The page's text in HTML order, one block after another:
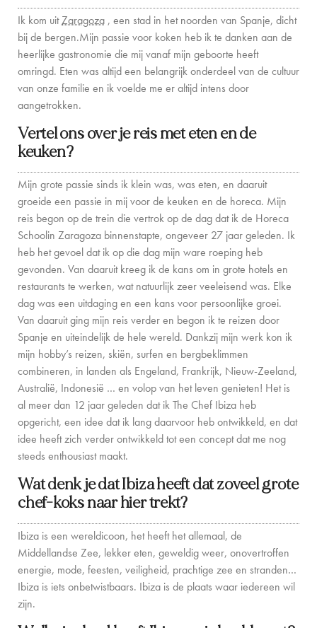
FAMILIE-ERVARINGEN
CONCIËRGE
DE EILANDGIDS
NIEUWS
OVER ONS
VILLA EIGENAREN
GEZINSVRIENDELIJK
DUURZAAMHEID
BOEKINGSVOORWAARDEN
CONTACT
Ik kom uitZaragoza , een stad in het noorden van Spanje, dicht
bij de bergen.Mijn passie voor koken heb ik te danken aan de
heerlijke gastronomie die mij vanaf mijn geboorte heeft
omringd. Eten was altijd een belangrijk onderdeel van de cultuur
van onze familie en ik voelde me er altijd intens door
aangetrokken.
Vertel ons over je reis met eten en de
keuken?
Mijn grote passie sinds ik klein was, was eten, en daaruit
groeide een passie in mij voor de keuken en de horeca. Mijn
reis begon op de trein die vertrok op de dag dat ik de Horeca
Schoolin Zaragoza binnenstapte, ongeveer 27 jaar geleden. Ik
heb het gevoel dat ik op die dag mijn ware roeping heb
gevonden. Van daaruit kreeg ik de kans om in grote hotels en
restaurants te werken, wat natuurlijk zeer veeleisend was. Elke
dag was een uitdaging en een kans voor persoonlijke groei.
Van daaruit ging mijn reis verder en begon ik te reizen door
Spanje en uiteindelijk de hele wereld. Dankzij mijn werk kon ik
mijn hobby’s reizen, skiën, surfen en bergbeklimmen
combineren, in landen als Engeland, Frankrijk, Nieuw-Zeeland,
Australië, Indonesië … en volop van het leven genieten! Het is
al meer dan 12 jaar geleden dat ik The Chef Ibiza heb
opgericht, een idee dat ik lang daarvoor heb ontwikkeld, en dat
idee heeft zich verder ontwikkeld tot een concept dat me nog
steeds enthousiast maakt.
Wat denk je dat Ibiza heeft dat zoveel grote
chef-koks naar hier trekt?
Ibiza is een wereldicoon, het heeft het allemaal, de
Middellandse Zee, lekker eten, geweldig weer, onovertroffen
energie, mode, feesten, veiligheid, prachtige zee en stranden…
Ibiza is iets onbetwistbaars. Ibiza is de plaats waar iedereen wil
zijn.